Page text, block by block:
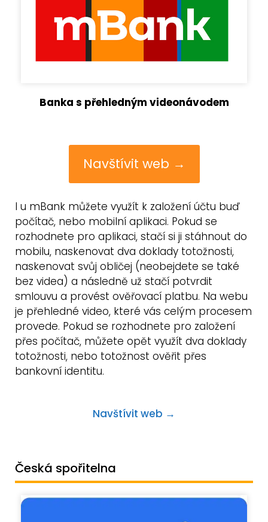
Banka s přehledným videonávodem
Navštívit web →
I u mBank můžete využít k založení účtu buď
počítač, nebo mobilní aplikaci. Pokud se
rozhodnete pro aplikaci, stačí si ji stáhnout do
mobilu, naskenovat dva doklady totožnosti,
naskenovat svůj obličej (neobejdete se také
bez videa) a následně už stačí potvrdit
smlouvu a provést ověřovací platbu. Na webu
je přehledné video, které vás celým procesem
provede. Pokud se rozhodnete pro založení
přes počítač, můžete opět využít dva doklady
totožnosti, nebo totožnost ověřit přes
bankovní identitu.
Navštívit web →
Česká spořitelna